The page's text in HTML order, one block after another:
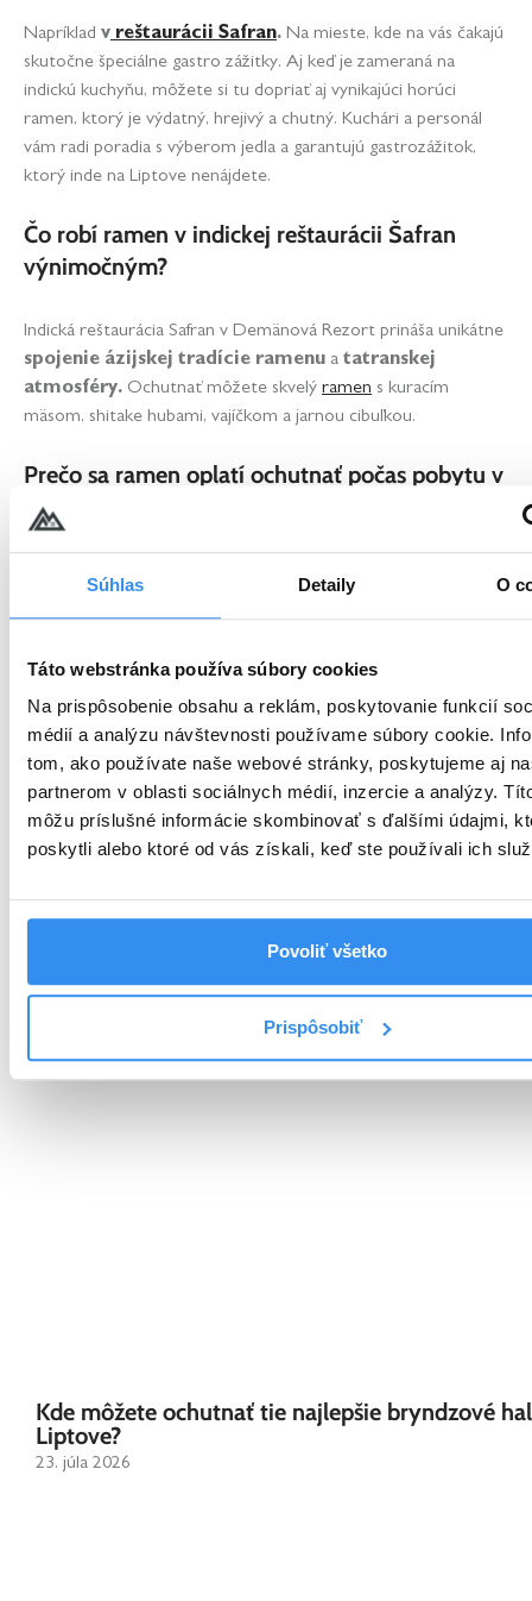
Súhlas Detaily O
Táto webstránka používa súbory cookies
Na prispôsobenie obsahu a reklám, poskytovanie funkcií
médií a analýzu návštevnosti používame súbory cookie.
tom, ako používate naše webové stránky, poskytujeme aj
partnerom v oblasti sociálnych médií, inzercie a analýzy.
môžu príslušné informácie skombinovať s ďalšími údajmi,
poskytli alebo ktoré od vás získali, keď ste používali ich
Povoliť všetko
Prispôsobiť
Napríklad v reštaurácii Safran. Na mieste, kde na vás čakajú
skutočne špeciálne gastro zážitky. Aj keď je zameraná na
indickú kuchyňu, môžete si tu dopriať aj vynikajúci horúci
ramen, ktorý je výdatný, hrejivý a chutný. Kuchári a personál
vám radi poradia s výberom jedla a garantujú gastrozážitok,
ktorý inde na Liptove nenájdete.
Čo robí ramen v indickej reštaurácii Šafran
výnimočným?
Indická reštaurácia Safran v Demänová Rezort prináša unikátne
spojenie ázijskej tradície ramenu a tatranskej
atmosféry. Ochutnať môžete skvelý ramen s kuracím
mäsom, shitake hubami, vajíčkom a jarnou cibuľkou.
Prečo sa ramen oplatí ochutnať počas pobytu v
Nízkych Tatrách?
doplní energiu
a vychutnajte si skvelé jedlo spojené s dokonalým
relaxom.
Dátum poslednej aktualizácie článku: 16 decembra 2025
Facebook WhatsApp
Pinterest Email Print
Kde môžete ochutnať tie najlepšie bryndzové
Liptove?
23. júla 2026